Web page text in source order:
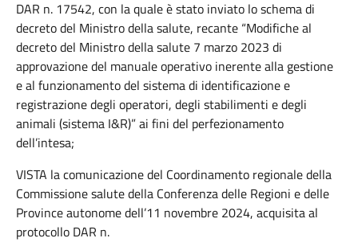
DAR n. 17542, con la quale è stato inviato lo schema di
decreto del Ministro della salute, recante “Modifiche al
decreto del Ministro della salute 7 marzo 2023 di
approvazione del manuale operativo inerente alla gestione
e al funzionamento del sistema di identificazione e
registrazione degli operatori, degli stabilimenti e degli
animali (sistema I&R)” ai fini del perfezionamento
dell’intesa;
VISTA la comunicazione del Coordinamento regionale della
Commissione salute della Conferenza delle Regioni e delle
Province autonome dell’11 novembre 2024, acquisita al
protocollo DAR n.